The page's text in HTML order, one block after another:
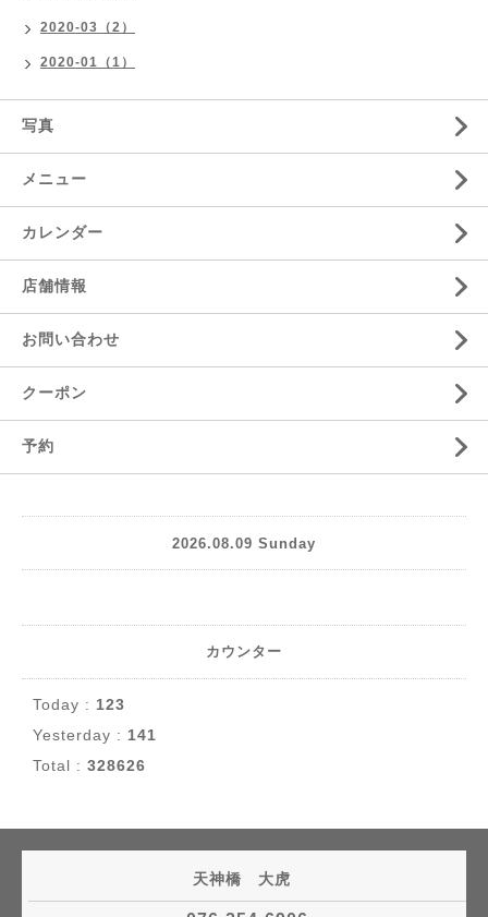
2020-03（2）
2020-01（1）
写真
メニュー
カレンダー
店舗情報
お問い合わせ
クーポン
予約
2026.08.09 Sunday
カウンター
Today : 123
Yesterday : 141
Total : 328626
天神橋 大虎